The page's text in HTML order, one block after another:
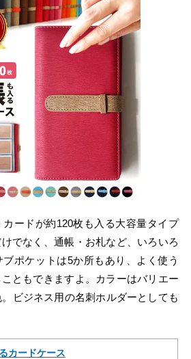
カードが約120枚も入る大容量タイプ
でなく、通帳・お札など、いろいろ
ポケットは5か所もあり、よく使う
ともできますよ。カラーはバリエー
ビジネス用の名刺ホルダーとしても
カードケース